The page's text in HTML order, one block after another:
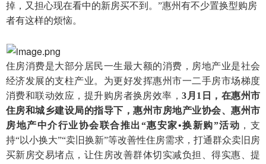
掉，又担心现在看中的新房买不到。”惠州有不少置换型购房
者有这样的烦恼。
住房消费是大部分居民一生最大额的消费，房地产业是社会
经济发展的支柱产业。为更好发挥惠州市一二手房市场梯度
消费和联动效应，提升购房者换房效率，3月1日，在惠州市
住房和城乡建设局的指导下，惠州市房地产业协会、惠州市
房地产中介行业协会联合推出“惠安家•换新购”活动 ，支
持“以小换大”“卖旧换新”等改善性住房需求，打通群众卖旧房
买新房交易堵点，让住房改善群体切实减负担、得实惠、提